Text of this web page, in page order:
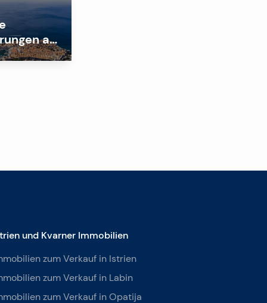
auf
und Kvarner Immobilien
zum Verkauf in Istrien
zum Verkauf in Labin
zum Verkauf in Opatija